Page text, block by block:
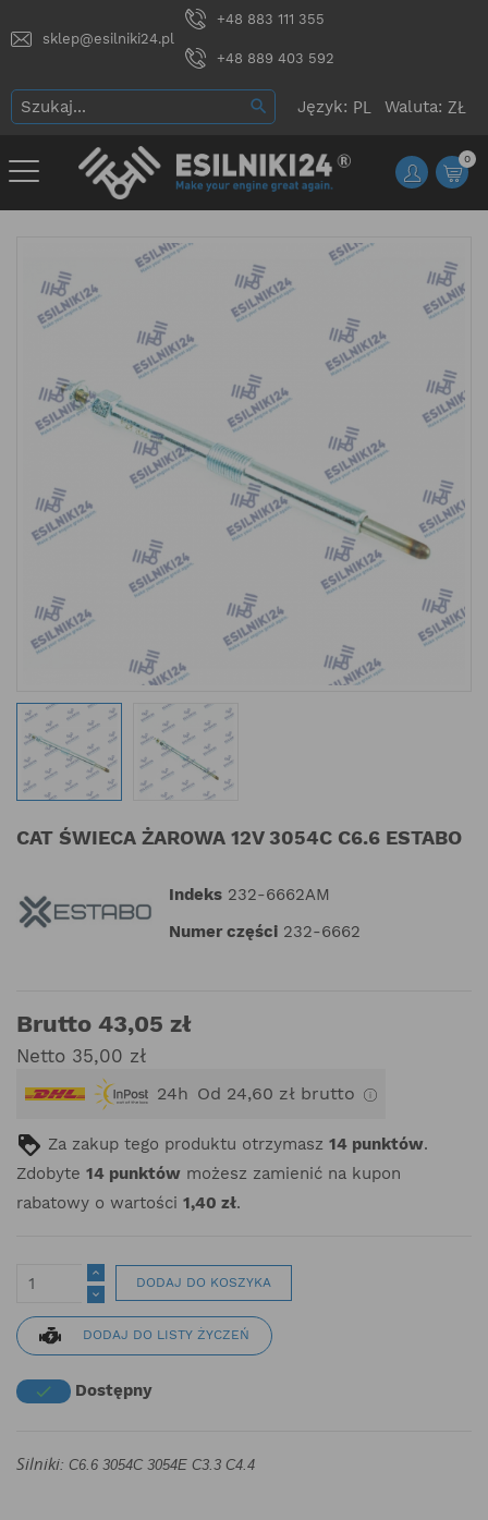
sklep@esilniki24.pl
+48 883 111 355
+48 889 403 592
Język: Waluta:
0
CAT ŚWIECA ŻAROWA 12V 3054C C6.6 ESTABO
Indeks 232-6662AM
Numer części 232-6662
Brutto 43,05 zł
Netto 35,00 zł
24h Od 24,60 zł brutto
Za zakup tego produktu otrzymasz 14 punktów.
Zdobyte 14 punktów możesz zamienić na kupon
rabatowy o wartości 1,40 zł.
DODAJ DO KOSZYKA
DODAJ DO LISTY ŻYCZEŃ
 Dostępny
Silniki: C6.6 3054C 3054E C3.3 C4.4